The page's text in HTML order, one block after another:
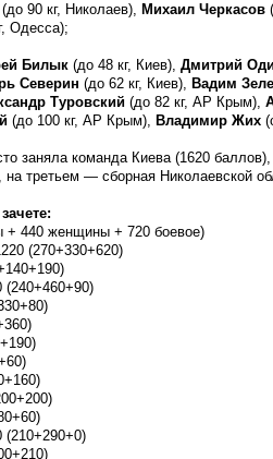
(до 90 кг, Николаев), Михаил Черкасов
Одесса);
Билык (до 48 кг, Киев), Дмитрий
Северин (до 62 кг, Киев), Вадим
Туровский (до 82 кг, АР Крым),
(до 100 кг, АР Крым), Владимир Жих
заняла команда Киева (1620
третьем — сборная Николаевской
440 женщины + 720 боевое)
(270+330+620)
(210+290+0)